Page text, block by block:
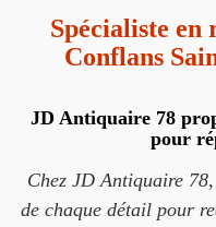
Spécialiste en
Conflans
JD Antiquaire 78
pour
Chez JD Antiquaire
de chaque détail pour